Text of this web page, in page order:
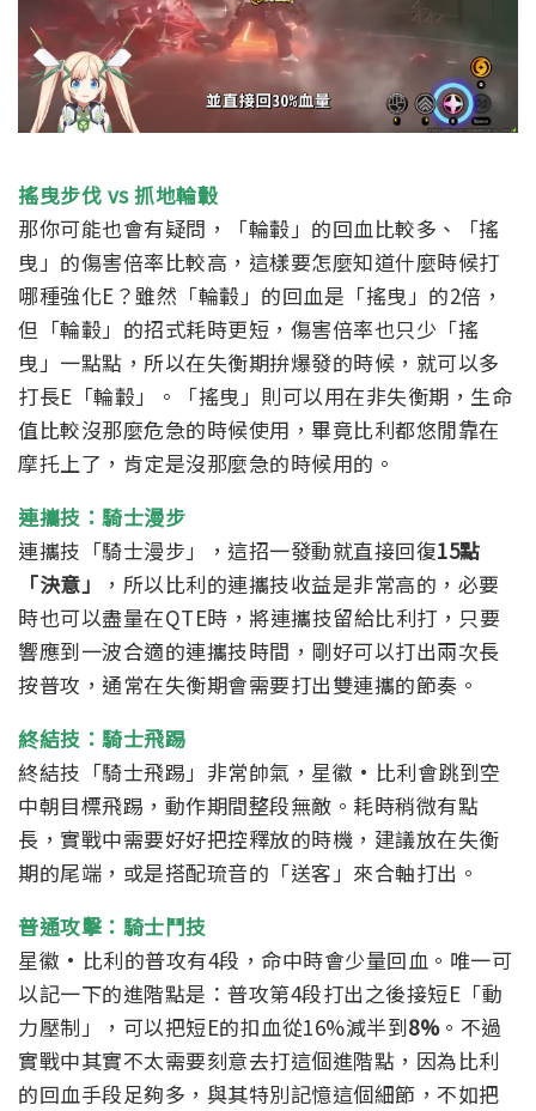
搖曳步伐 vs 抓地輪轂
那你可能也會有疑問，「輪轂」的回血比較多、「搖
曳」的傷害倍率比較高，這樣要怎麼知道什麼時候打
哪種強化E？雖然「輪轂」的回血是「搖曳」的2倍，
但「輪轂」的招式耗時更短，傷害倍率也只少「搖
曳」一點點，所以在失衡期拚爆發的時候，就可以多
打長E「輪轂」。
「搖曳」則可以用在非失衡期，生命
值比較沒那麼危急的時候使用，畢竟比利都悠閒靠在
摩托上了，肯定是沒那麼急的時候用的。
連攜技：騎士漫步
連攜技「騎士漫步」，這招一發動就直接回復15點
「決意」
，所以比利的連攜技收益是非常高的，必要
時也可以盡量在QTE時，將連攜技留給比利打，只要
響應到一波合適的連攜技時間，剛好可以打出兩次長
按普攻，通常在失衡期會需要打出雙連攜的節奏。
終結技：騎士飛踢
終結技「騎士飛踢」非常帥氣，星徽·比利會跳到空
中朝目標飛踢，動作期間整段無敵。耗時稍微有點
長，實戰中需要好好把控釋放的時機，建議放在失衡
期的尾端，或是搭配琉音的「送客」來合軸打出。
普通攻擊：騎士鬥技
星徽·比利的普攻有4段，命中時會少量回血。 唯一可
以記一下的進階點是：普攻第4段打出之後接短E「動
力壓制」，可以把短E的扣血從16%減半到8%。不過
實戰中其實不太需要刻意去打這個進階點，因為比利
的回血手段足夠多，與其特別記憶這個細節，不如把